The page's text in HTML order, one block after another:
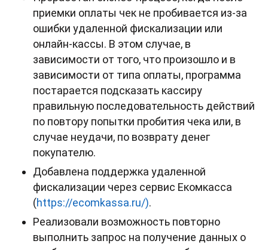
приемки оплаты чек не пробивается из-за
ошибки удаленной фискализации или
онлайн-кассы. В этом случае, в
зависимости от того, что произошло и в
зависимости от типа оплаты, программа
постарается подсказать кассиру
правильную последовательность действий
по повтору попытки пробития чека или, в
случае неудачи, по возврату денег
покупателю.
Добавлена поддержка удаленной
фискализации через сервис Екомкасса
(https://ecomkassa.ru/).
Реализовали возможность повторно
выполнить запрос на получение данных о